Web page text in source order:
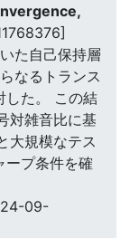
た自己保持層
なるトランス
した。 この結
対雑音比に基
大規模なテス
ープ条件を確
09-